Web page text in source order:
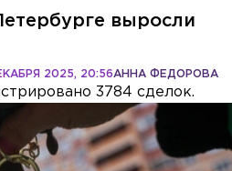
выросли
АННА ФЕДОРОВА
2025, 20:56
3784 сделок.